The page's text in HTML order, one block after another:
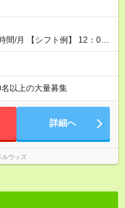
12：00
以上の大量募集
詳細へ
ルウッズ